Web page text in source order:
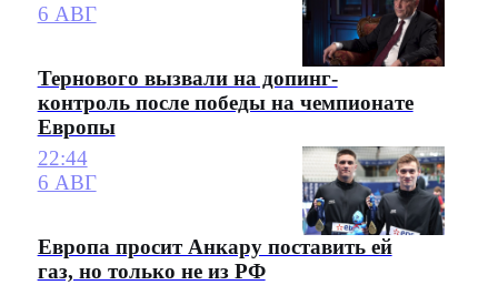
6 АВГ
Тернового вызвали на допинг-
контроль после победы на чемпионате
Европы
22:44
6 АВГ
Европа просит Анкару поставить ей
газ, но только не из РФ